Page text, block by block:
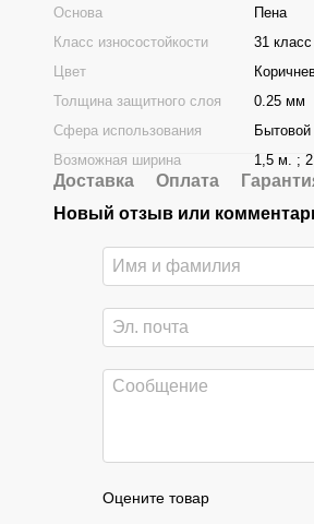
Основа
Пена
Класс износостойкости
31 класс
Цвет
Толщина защитного слоя
0.25 мм
Сфера использования
Бытовой
Возможная ширина
1,5 м. ;
Доставка Оплата
Новый отзыв или
Оцените товар